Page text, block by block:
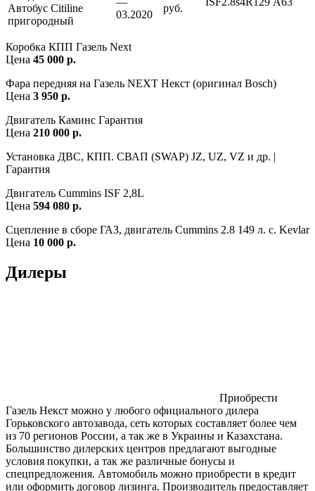
Автобус Citiline
пригородный
03.2020
руб.
Коробка КПП Газель Next
Цена 45 000 р.
Фара передняя на Газель NEXT Некст (оригинал Bosch)
Цена 3 950 р.
Двигатель Каминс Гарантия
Цена 210 000 р.
Установка ДВС, КПП. СВАП (SWAP) JZ, UZ, VZ и др. |
Гарантия
Двигатель Cummins ISF 2,8L
Цена 594 080 р.
Сцепление в сборе ГАЗ, двигатель Cummins 2.8 149 л. с. Kevlar
Цена 10 000 р.
Дилеры
Приобрести
Газель Некст можно у любого официального дилера
Горьковского автозавода, сеть которых составляет более чем
из 70 регионов России, а так же в Украины и Казахстана.
Большинство дилерских центров предлагают выгодные
условия покупки, а так же различные бонусы и
спецпредложения. Автомобиль можно приобрести в кредит
или оформить договор лизинга. Производитель предоставляет